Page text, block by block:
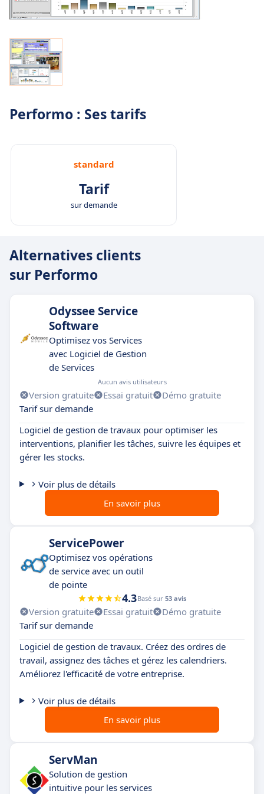
Performo : Ses tarifs
standard
Tarif
sur demande
Alternatives clients
sur Performo
Odyssee Service
Software
Optimisez vos Services
avec Logiciel de Gestion
de Services
Aucun avis utilisateurs
Version gratuite Essai gratuit
Démo gratuite
Tarif sur demande
Logiciel de gestion de travaux pour optimiser les
interventions, planifier les tâches, suivre les équipes et
gérer les stocks.
Voir plus de détails
En savoir plus
ServicePower
Optimisez vos opérations
de service avec un outil
de pointe
4.3Basé sur 53 avis
Version gratuite Essai gratuit
Démo gratuite
Tarif sur demande
Logiciel de gestion de travaux. Créez des ordres de
travail, assignez des tâches et gérez les calendriers.
Améliorez l'efficacité de votre entreprise.
Voir plus de détails
En savoir plus
ServMan
Solution de gestion
intuitive pour les services